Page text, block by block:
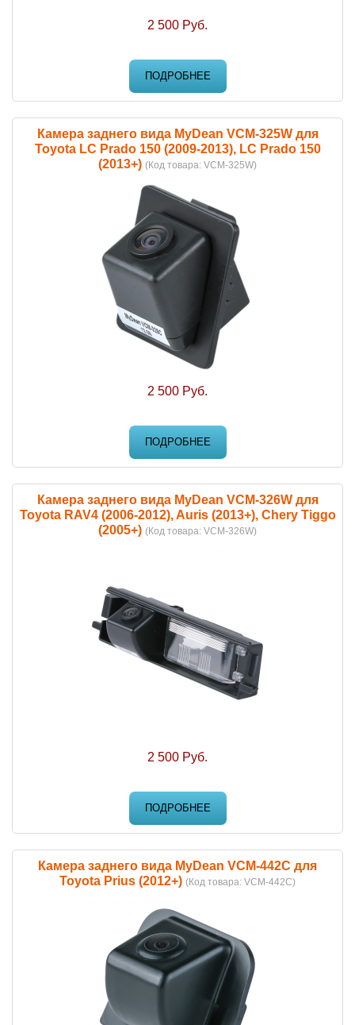
2 500 Руб.
ПОДРОБНЕЕ
Камера заднего вида MyDean VCM-325W для
Toyota LC Prado 150 (2009-2013), LC Prado 150
(2013+) (Код товара: VCM-325W)
2 500 Руб.
ПОДРОБНЕЕ
Камера заднего вида MyDean VCM-326W для
Toyota RAV4 (2006-2012), Auris (2013+), Chery Tiggo
(2005+) (Код товара: VCM-326W)
2 500 Руб.
ПОДРОБНЕЕ
Камера заднего вида MyDean VCM-442C для
Toyota Prius (2012+) (Код товара: VCM-442C)